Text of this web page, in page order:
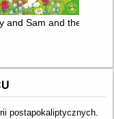
eye view
and Sam and the Bunny
postapokaliptycznych.